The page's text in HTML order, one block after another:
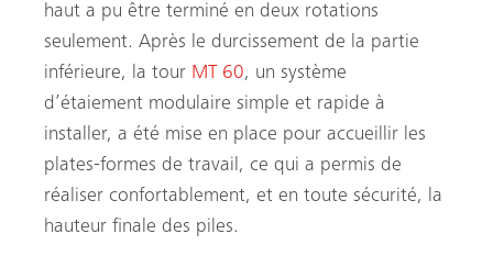
haut a pu être terminé en deux rotations
seulement. Après le durcissement de la partie
inférieure, la tour MT 60, un système
d’étaiement modulaire simple et rapide à
installer, a été mise en place pour accueillir les
plates-formes de travail, ce qui a permis de
réaliser confortablement, et en toute sécurité, la
hauteur finale des piles.